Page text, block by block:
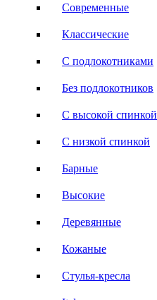
Современные
Классические
С подлокотниками
Без подлокотников
С высокой спинкой
С низкой спинкой
Барные
Высокие
Деревянные
Кожаные
Стулья-кресла